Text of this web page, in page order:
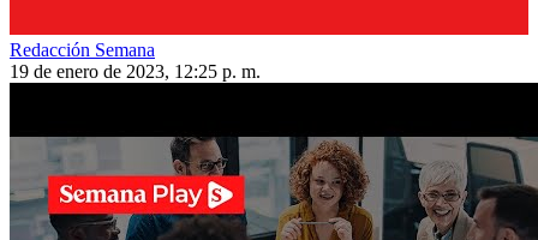
Redacción Semana
19 de enero de 2023, 12:25 p. m.